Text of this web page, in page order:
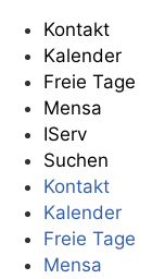
Kontakt
Kalender
Freie Tage
Mensa
IServ
Suchen
Kontakt
Kalender
Freie Tage
Mensa